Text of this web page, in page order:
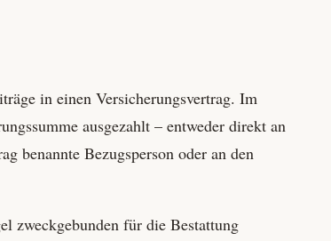
in einen Versicherungs­vertrag. Im
ausgezahlt – entweder direkt an
benannte Bezugs­person oder an den
zweckgebunden für die Bestattung